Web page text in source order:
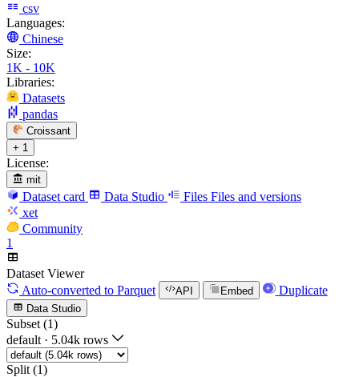
csv
Languages:
Chinese
Size:
1K - 10K
Libraries:
Datasets
pandas
Croissant
+ 1
License:
mit
Dataset card Data Studio Files Files and versions
xet
Community
1
Dataset Viewer
Auto-converted to Parquet API Embed Duplicate
Data Studio
Subset (1)
default · 5.04k rows
Split (1)